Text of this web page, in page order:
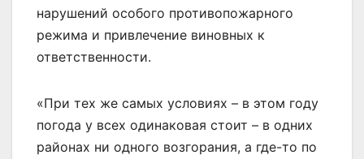
нарушений особого противопожарного
режима и привлечение виновных к
ответственности.
«При тех же самых условиях – в этом году
погода у всех одинаковая стоит – в одних
районах ни одного возгорания, а где-то по